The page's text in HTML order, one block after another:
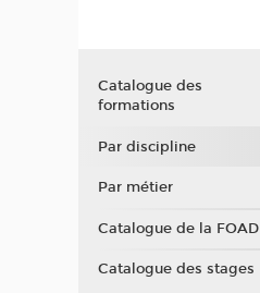
Catalogue des
formations
Par discipline
Par métier
Catalogue de la FOAD
Catalogue des stages